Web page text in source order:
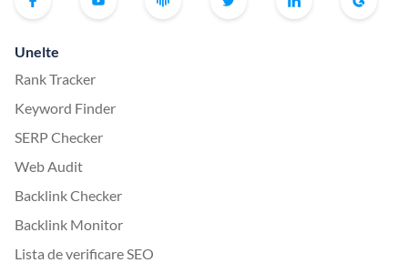
Unelte
Rank Tracker
Keyword Finder
SERP Checker
Web Audit
Backlink Checker
Backlink Monitor
Lista de verificare SEO